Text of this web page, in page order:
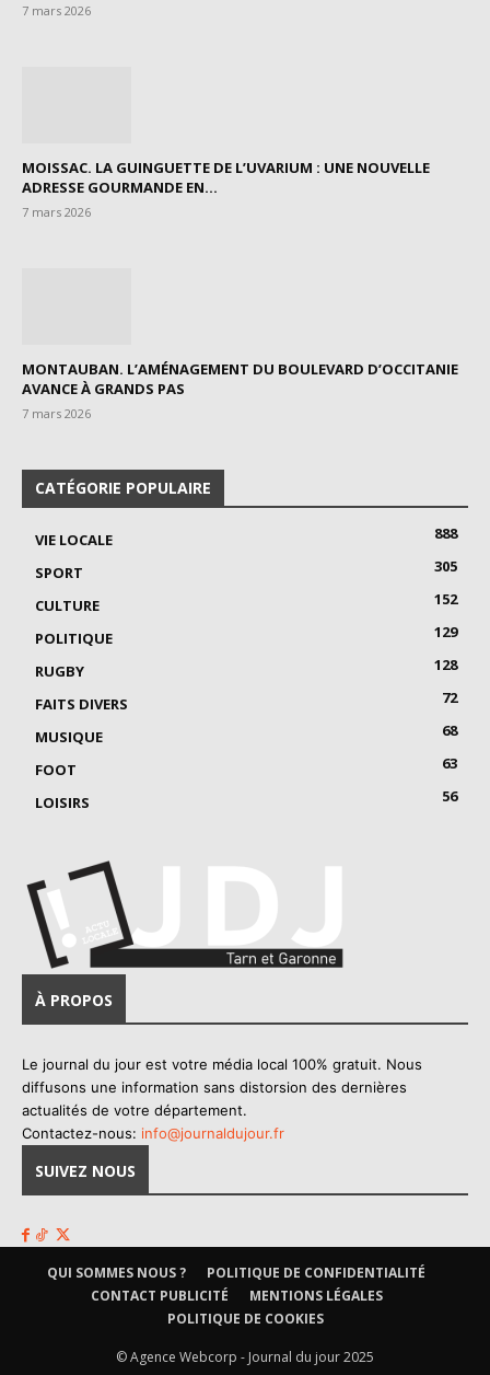
7 mars 2026
MOISSAC. LA GUINGUETTE DE L’UVARIUM : UNE NOUVELLE
ADRESSE GOURMANDE EN...
7 mars 2026
MONTAUBAN. L’AMÉNAGEMENT DU BOULEVARD D’OCCITANIE
AVANCE À GRANDS PAS
7 mars 2026
CATÉGORIE POPULAIRE
VIE LOCALE
888
SPORT
305
CULTURE
152
POLITIQUE
129
RUGBY
128
FAITS DIVERS
72
MUSIQUE
68
FOOT
63
LOISIRS
56
À PROPOS
Le journal du jour est votre média local 100% gratuit. Nous
diffusons une information sans distorsion des dernières
actualités de votre département.
Contactez-nous: info@journaldujour.fr
SUIVEZ NOUS
QUI SOMMES NOUS ?
POLITIQUE DE CONFIDENTIALITÉ
CONTACT PUBLICITÉ
MENTIONS LÉGALES
POLITIQUE DE COOKIES
© Agence Webcorp - Journal du jour 2025